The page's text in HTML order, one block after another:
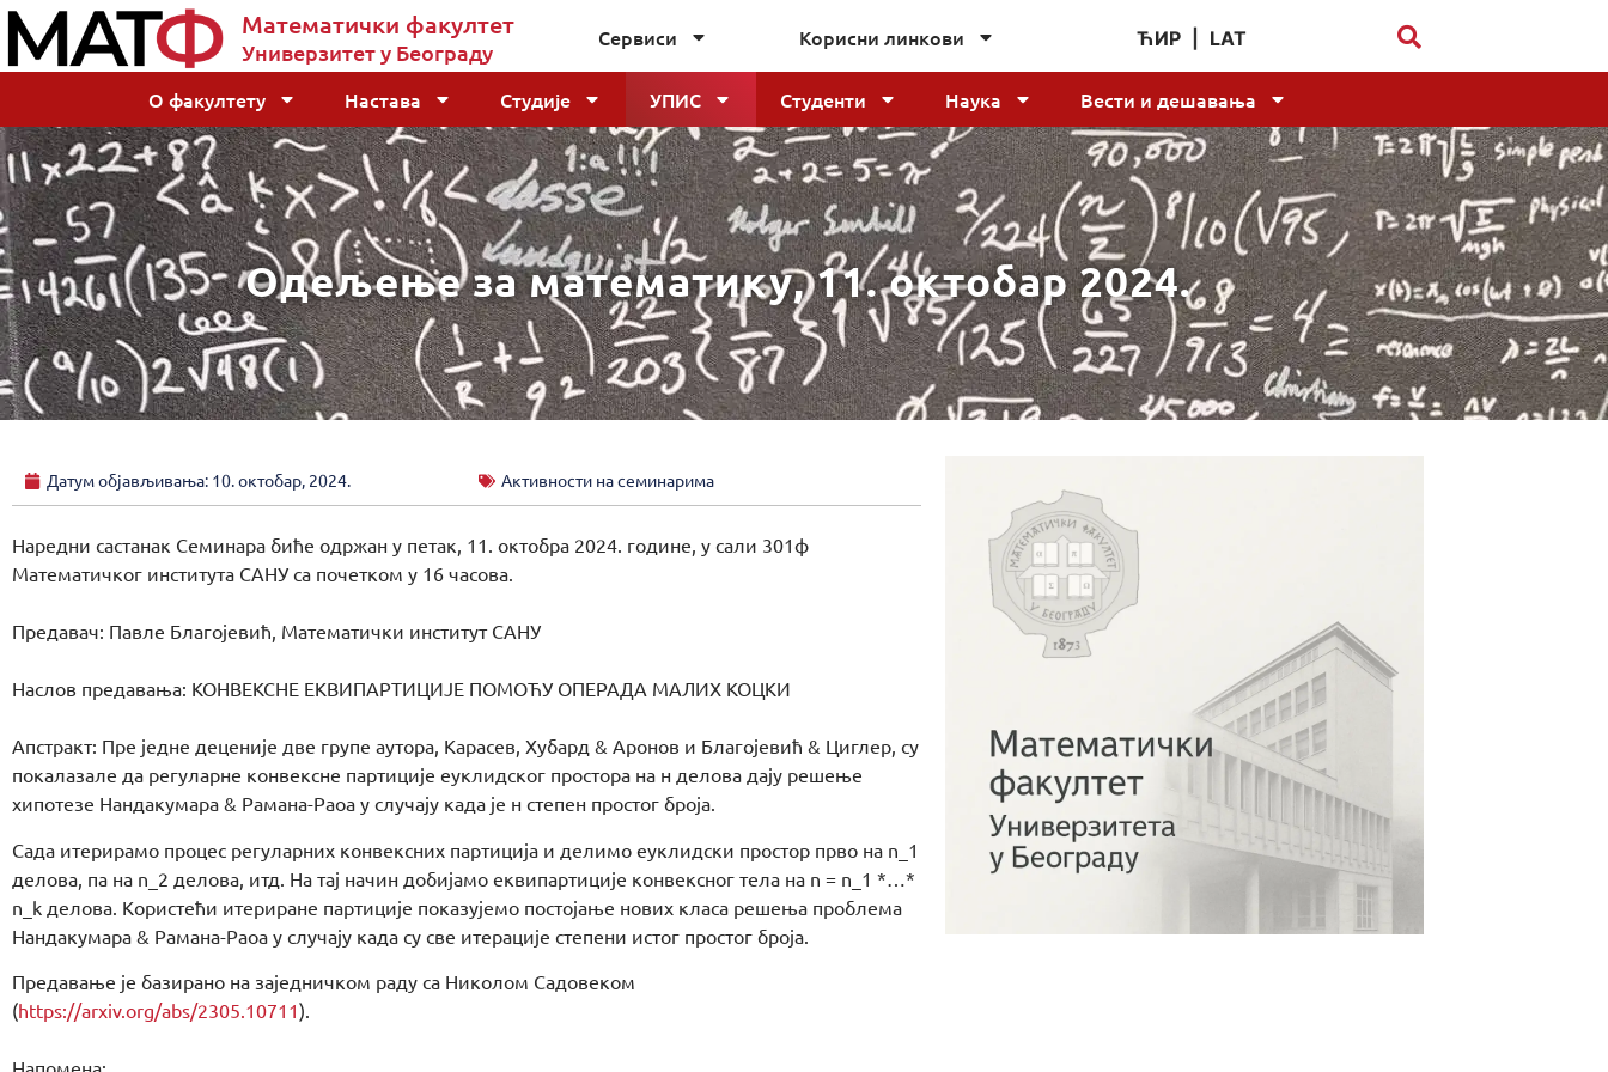
Математички факултет
Универзитет у Београду
Сервиси Корисни линкови ЋИР LAT
О факултету Настава Студије УПИС Студенти Наука Вести и дешавања
Одељење за математику, 11. октобар 2024.
Датум објављивања: 10. октобар, 2024. Активности на семинарима
Наредни састанак Семинара биће одржан у петак, 11. октобра 2024. године, у сали 301ф
Математичког института САНУ са почетком у 16 часова.
Предавач: Павле Благојевић, Математички институт САНУ
Наслов предавања: КОНВЕКСНЕ ЕКВИПАРТИЦИЈЕ ПОМОЋУ ОПЕРАДА МАЛИХ КОЦКИ
Апстракт: Пре једне деценије две групе аутора, Карасев, Хубард & Аронов и Благојевић & Циглер, су
покалазале да регуларне конвексне партиције еуклидског простора на н делова дају решење
хипотезе Нандакумара & Рамана-Раоа у случају када је н степен простог броја.
Сада итерирамо процес регуларних конвексних партиција и делимо еуклидски простор прво на n_1
делова, па на n_2 делова, итд. На тај начин добијамо еквипартиције конвексног тела на n = n_1 *…*
n_k делова. Користећи итериране партиције показујемо постојање нових класа решења проблема
Нандакумара & Рамана-Раоа у случају када су све итерације степени истог простог броја.
Предавање је базирано на заједничком раду са Николом Садовеком
(https://arxiv.org/abs/2305.10711).